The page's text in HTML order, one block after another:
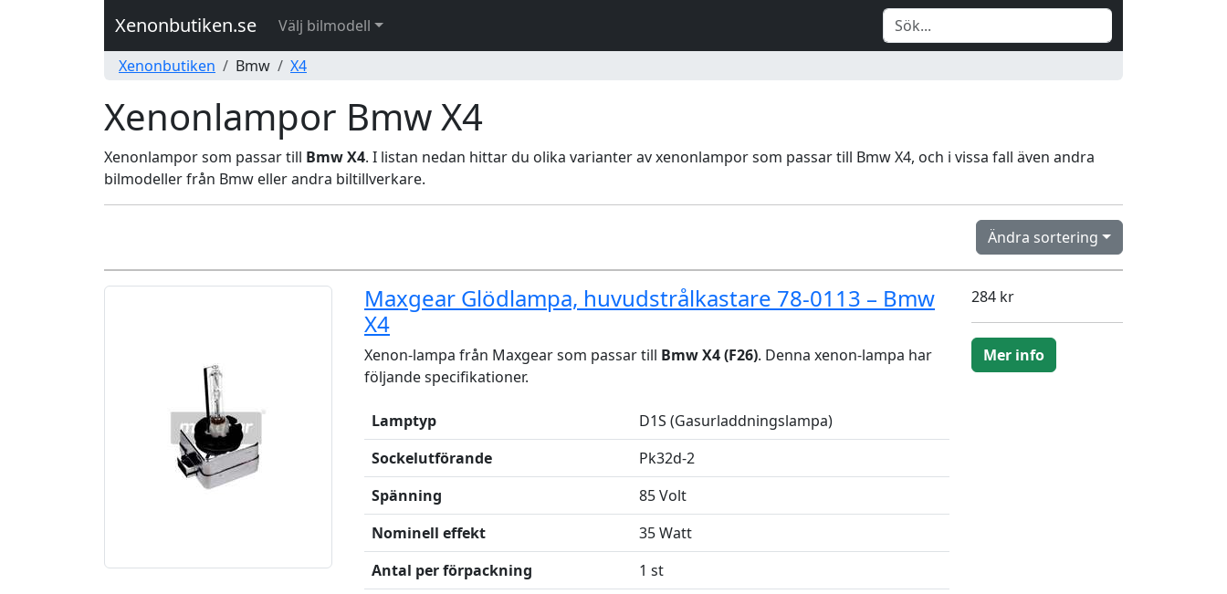
Xenonbutiken.se
Välj bilmodell
Xenonbutiken
Bmw X4
Xenonlampor Bmw X4
Xenonlampor som passar till Bmw X4. I listan nedan hittar du olika varianter av xenonlampor som passar till Bmw X4, och i vissa fall även andra
bilmodeller från Bmw eller andra biltillverkare.
Ändra sortering
Maxgear Glödlampa, huvudstrålkastare 78-0113 – Bmw
X4
Xenon-lampa från Maxgear som passar till Bmw X4 (F26). Denna xenon-lampa har
följande specifikationer.
Lamptyp
D1S (Gasurladdningslampa)
Sockelutförande
Pk32d-2
Spänning
85 Volt
Nominell effekt
35 Watt
Antal per förpackning
1 st
284 kr
Mer info